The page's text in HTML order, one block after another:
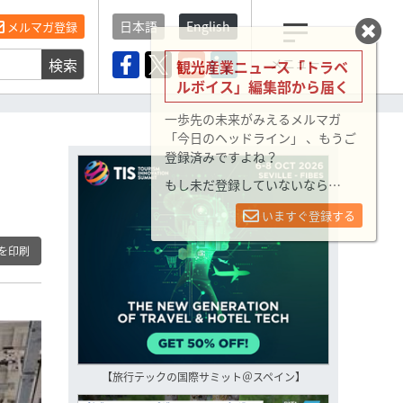
メルマガ登録
検索
日本語 English
メニュー
印刷
【旅行テックの国際サミット＠スペイン】
観光産業ニュース「トラベ
ルボイス」編集部から届く
一歩先の未来がみえるメルマガ
「今日のヘッドライン」 、もうご
登録済みですよね？
もし未だ登録していないなら…
いますぐ登録する